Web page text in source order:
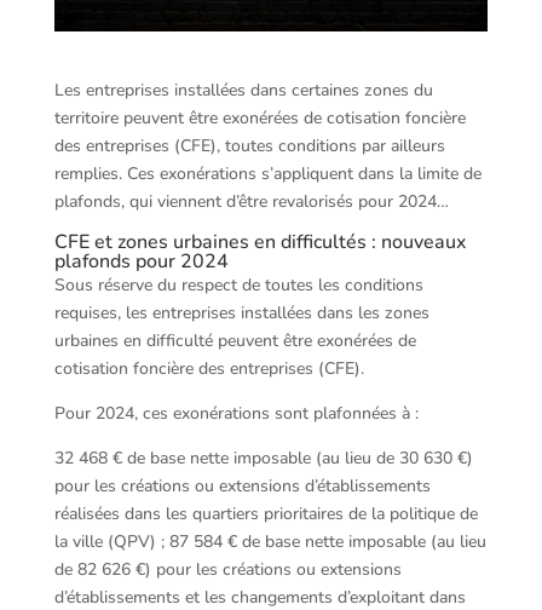
Les entreprises installées dans certaines zones du
territoire peuvent être exonérées de cotisation foncière
des entreprises (CFE), toutes conditions par ailleurs
remplies. Ces exonérations s’appliquent dans la limite de
plafonds, qui viennent d’être revalorisés pour 2024…
CFE et zones urbaines en difficultés : nouveaux
plafonds pour 2024
Sous réserve du respect de toutes les conditions
requises, les entreprises installées dans les zones
urbaines en difficulté peuvent être exonérées de
cotisation foncière des entreprises (CFE).
Pour 2024, ces exonérations sont plafonnées à :
32 468 € de base nette imposable (au lieu de 30 630 €)
pour les créations ou extensions d’établissements
réalisées dans les quartiers prioritaires de la politique de
la ville (QPV) ; 87 584 € de base nette imposable (au lieu
de 82 626 €) pour les créations ou extensions
d’établissements et les changements d’exploitant dans